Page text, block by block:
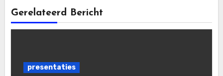
Gerelateerd Bericht
presentaties